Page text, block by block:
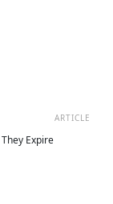
ARTICLE
Expire